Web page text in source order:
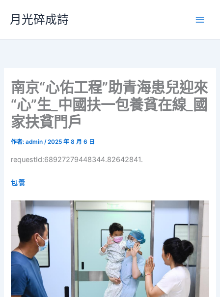
要
月光碎成詩
南京“心佑工程”助青海患兒迎來
“心”生_中國扶一包養貧在線_國
家扶貧門戶
作者:admin/2025 年 8 月 6 日
requestId:68927279448344.82642841.
包養